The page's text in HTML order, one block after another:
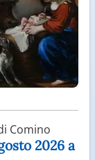
Comino
2026 a